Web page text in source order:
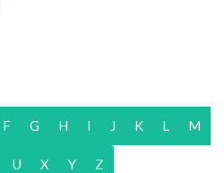
F G H I J K L M
U X Y Z